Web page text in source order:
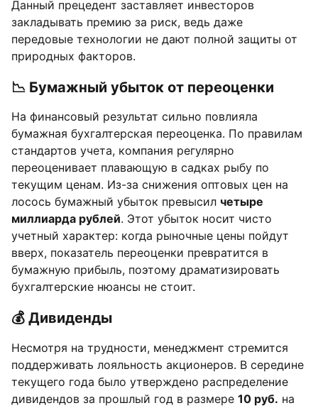
Данный прецедент заставляет инвесторов
закладывать премию за риск, ведь даже
передовые технологии не дают полной защиты от
природных факторов.
📉 Бумажный убыток от переоценки
На финансовый результат сильно повлияла
бумажная бухгалтерская переоценка. По правилам
стандартов учета, компания регулярно
переоценивает плавающую в садках рыбу по
текущим ценам. Из-за снижения оптовых цен на
лосось бумажный убыток превысил четыре
миллиарда рублей. Этот убыток носит чисто
учетный характер: когда рыночные цены пойдут
вверх, показатель переоценки превратится в
бумажную прибыль, поэтому драматизировать
бухгалтерские нюансы не стоит.
💰 Дивиденды
Несмотря на трудности, менеджмент стремится
поддерживать лояльность акционеров. В середине
текущего года было утверждено распределение
дивидендов за прошлый год в размере 10 руб. на